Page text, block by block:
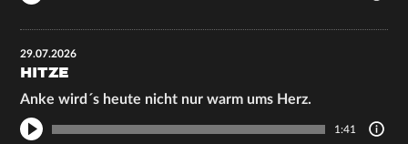
29.07.2026
HITZE
Anke wird´s heute nicht nur warm ums Herz.
1:41